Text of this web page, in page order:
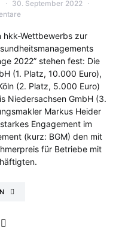
30. September 2022
hkk-Wettbewerbs zur
2022” stehen fest: Die
(1. Platz, 10.000 Euro),
(2. Platz, 5.000 Euro)
Niedersachsen GmbH (3.
Markus Heider
Engagement im
(kurz: BGM) den mit
für Betriebe mit